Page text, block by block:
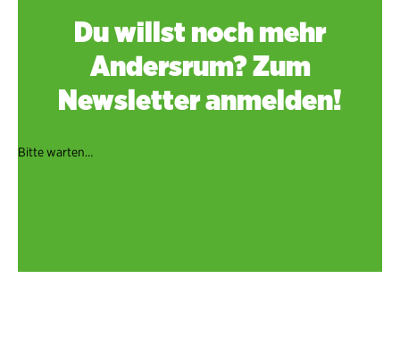
Du willst noch mehr
Andersrum? Zum
Newsletter anmelden!
Bitte warten…